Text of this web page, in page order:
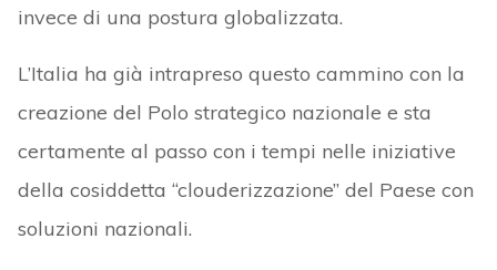
invece di una postura globalizzata.
L’Italia ha già intrapreso questo cammino con la
creazione del Polo strategico nazionale e sta
certamente al passo con i tempi nelle iniziative
della cosiddetta “clouderizzazione” del Paese con
soluzioni nazionali.